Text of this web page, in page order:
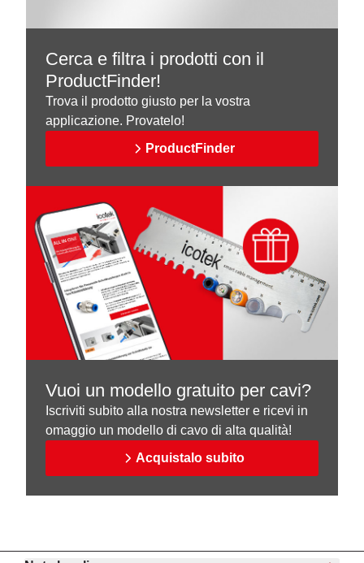
Cerca e filtra i prodotti con il
ProductFinder!
Trova il prodotto giusto per la vostra
applicazione. Provatelo!
ProductFinder
Vuoi un modello gratuito per cavi?
Iscriviti subito alla nostra newsletter e ricevi in
omaggio un modello di cavo di alta qualità!
Acquistalo subito